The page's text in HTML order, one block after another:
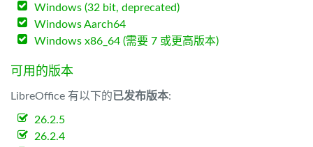
Windows (32 bit, deprecated)
Windows Aarch64
Windows x86_64 (需要 7 或更高版本)
可用的版本
LibreOffice 有以下的已发布版本:
26.2.5
26.2.4